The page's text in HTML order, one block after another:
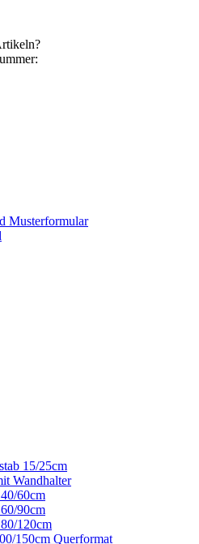
Musterformular
15/25cm
Wandhalter
60cm
90cm
120cm
150cm Querformat